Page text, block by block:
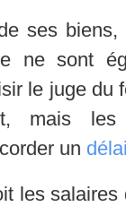
ses
ne sont
le juge du
mais les
un
les